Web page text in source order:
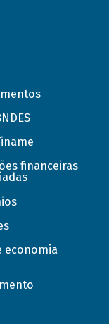
financeiras
economia